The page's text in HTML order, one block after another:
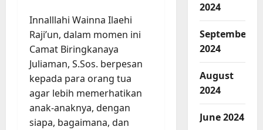
Innalllahi Wainna Ilaehi
Raji’un, dalam momen ini
Camat Biringkanaya
Juliaman, S.Sos. berpesan
kepada para orang tua
agar lebih memerhatikan
anak-anaknya, dengan
siapa, bagaimana, dan
2024
September
2024
August
2024
June 2024